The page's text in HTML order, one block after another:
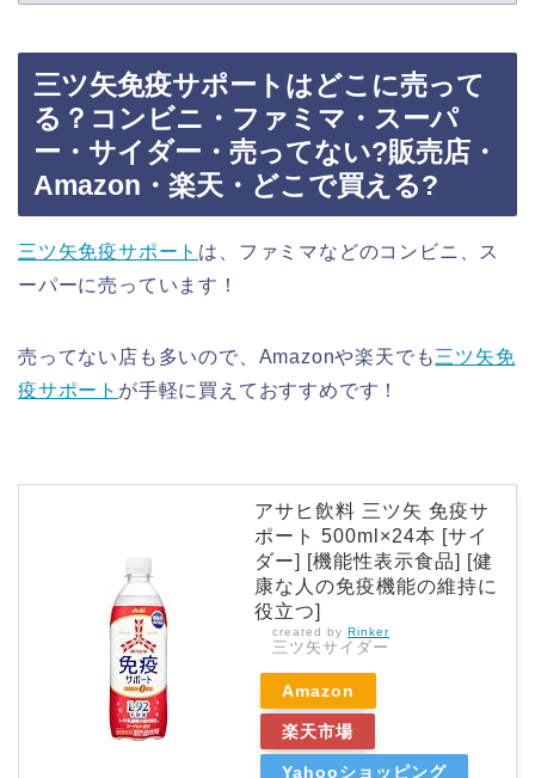
三ツ矢免疫サポートはどこに売って
る？コンビニ・ファミマ・スーパ
ー・サイダー・売ってない?販売店・
Amazon・楽天・どこで買える?
三ツ矢免疫サポート は、ファミマなどのコンビニ、ス
ーパーに売っています！
売ってない店も多いので、Amazonや楽天でも三ツ矢免
疫サポート が手軽に買えておすすめです！
アサヒ飲料 三ツ矢 免疫サ
ポート 500ml×24本 [サイ
ダー] [機能性表示食品] [健
康な人の免疫機能の維持に
役立つ]
created by Rinker
三ツ矢サイダー
Amazon
楽天市場
Yahooショッピング